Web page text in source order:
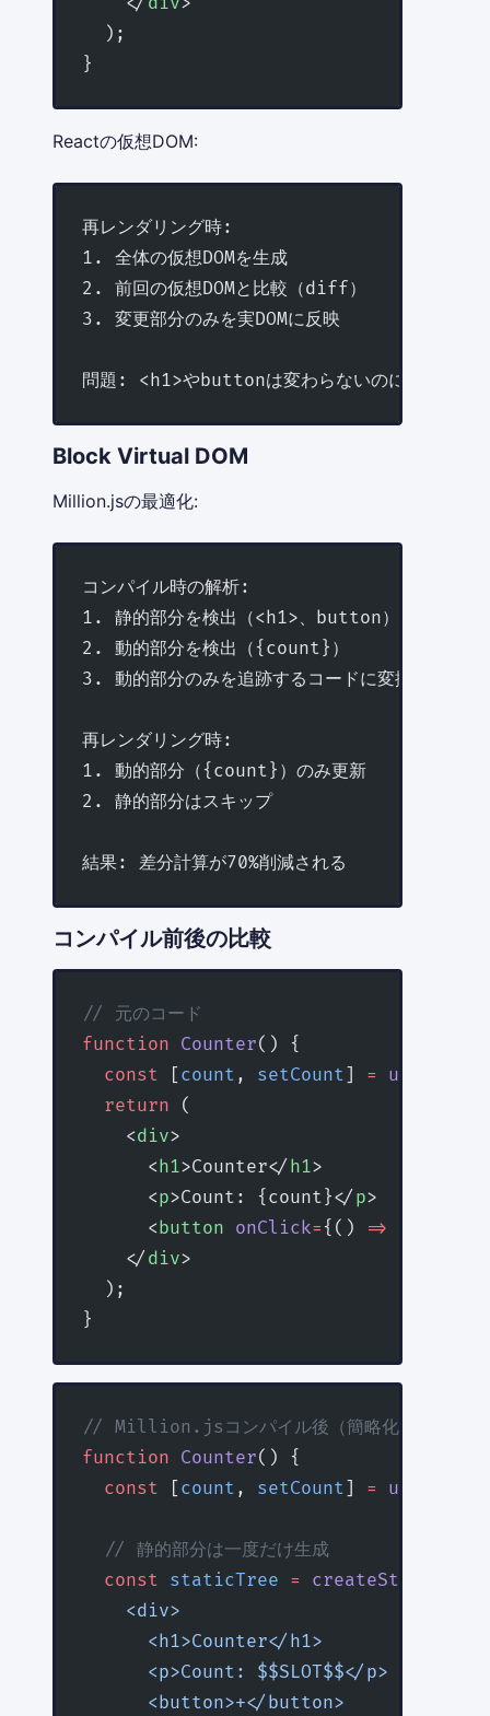
  );
}
Reactの仮想DOM:
再レンダリング時:
1. 全体の仮想DOMを生成
2. 前回の仮想DOMと比較（diff）
3. 変更部分のみを実DOMに反映
問題: <h1>やbuttonは変わらないのに、毎回
Block Virtual DOM
Million.jsの最適化:
コンパイル時の解析:
1. 静的部分を検出（<h1>、button）
2. 動的部分を検出（{count}）
3. 動的部分のみを追跡するコードに変換
再レンダリング時:
1. 動的部分（{count}）のみ更新
2. 静的部分はスキップ
結果: 差分計算が70%削減される
コンパイル前後の比較
// 元のコード
function Counter() {
  const
[ count , setCount ] = useState
  return
(
    <
div>
      <
h1>Counter</ h1>
      <
p>Count: {count}</ p>
      <
button onClick= {() =>
    </
div>
  );
}
// Million.jsコンパイル後（簡略化）
function Counter() {
  const
[ count , setCount ] = useState
  // 静的部分は一度だけ生成
  const
staticTree = createStaticTree
    <div>
      <h1>Counter</h1>
      <p>Count: $$SLOT$$</p>
      <button>+</button>